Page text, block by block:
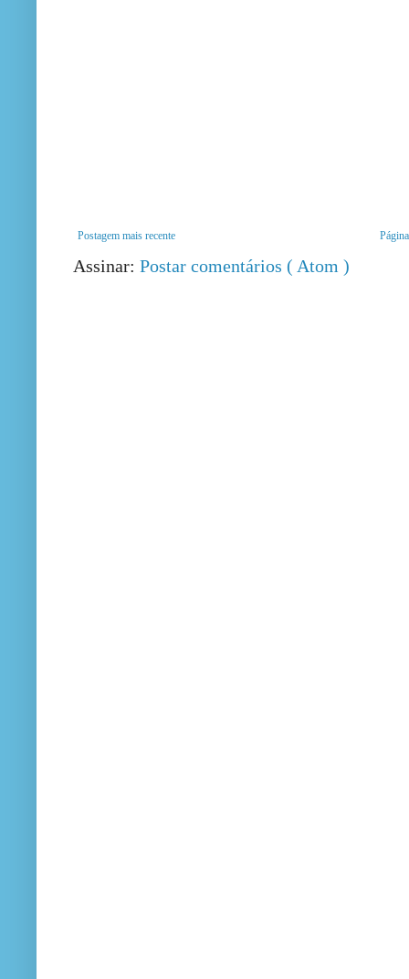
Postagem mais recente
Assinar: Postar comentários ( Atom )